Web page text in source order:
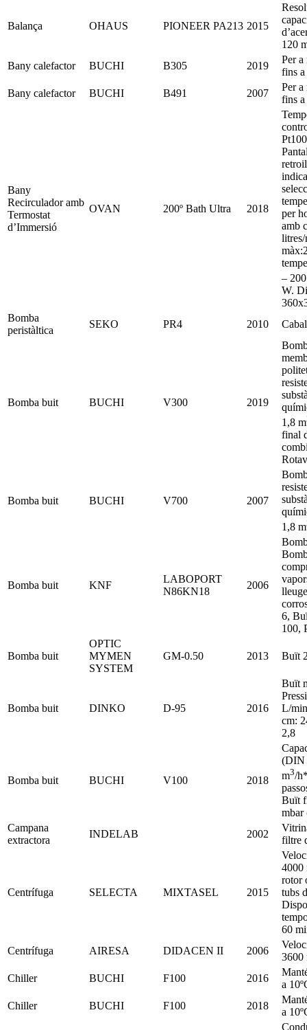
Balança OHAUS PIONEER PA213 2015
120
Bany calefactor
BUCHI B305 2019
Per a
fins
Bany calefactor
BUCHI B491 2007
Per a
fins
Bany
Recirculador amb
Termostat
d’Immersió
OVAN 200º Bath Ultra 2018
per
amb
–
W.
Bomba
peristàltica
SEKO PR4 2010
Bomba buit BUCHI V300 2019
1,8 m
final
Bomba buit BUCHI V700 2007
1,8 m
Bomba buit KNF
LABOPORT
N86KN18
2006
6,
100,
Bomba buit
OPTIC
MYMEN
SYSTEM
GM-0.50 2013 Buït
Bomba buit DINKO D-95 2016
Buït
L/
cm:
2,8
Bomba buit BUCHI V100 2018
(DIN
m3/
Buït
mbar
Campana
extractora
INDELAB 2002
filtre
Centrífuga SELECTA MIXTASEL 2015
4000
rotor
tubs
60
Centrífuga
AIRESA DIDACEN II 2006
3600
Chiller
BUCHI F100 2016
a
Chiller
BUCHI F100 2018
a